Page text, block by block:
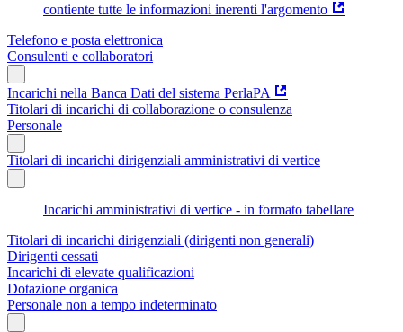
contiente tutte le informazioni inerenti l'argomento
Telefono e posta elettronica
Consulenti e collaboratori
Incarichi nella Banca Dati del sistema PerlaPA
Titolari di incarichi di collaborazione o consulenza
Personale
Titolari di incarichi dirigenziali amministrativi di vertice
Incarichi amministrativi di vertice - in formato tabellare
Titolari di incarichi dirigenziali (dirigenti non generali)
Dirigenti cessati
Incarichi di elevate qualificazioni
Dotazione organica
Personale non a tempo indeterminato